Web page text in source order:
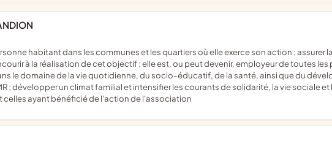
à la réalisation de cet objectif ; elle est, ou peut devenir, employeur de toutes
le domaine de la vie quotidienne, du socio-éducatif, de la santé, ainsi que du
; développer un climat familial et intensifier les courants de solidarité, la vie sociale
ayant bénéficié de l'action de l'association